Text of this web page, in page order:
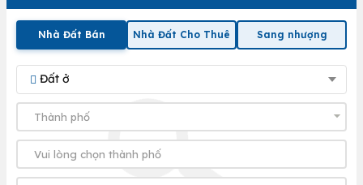
Nhà Đất Bán Nhà Đất Cho Thuê Sang nhượng
Đất ở